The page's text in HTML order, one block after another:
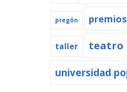
pregón premios
taller teatro
universidad